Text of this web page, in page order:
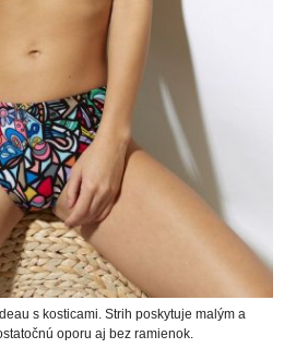
s kosticami. Strih poskytuje malým a
oporu aj bez ramienok.